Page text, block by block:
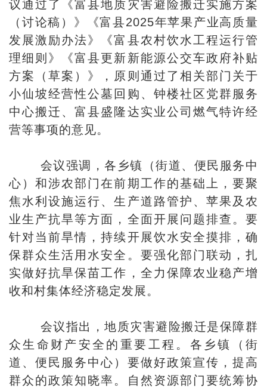
议通过了《富县地质灾害避险搬迁实施方案
（讨论稿）》《富县2025年苹果产业高质量
发展激励办法》《富县农村饮水工程运行管
理细则》《富县更新新能源公交车政府补贴
方案（草案）》，原则通过了相关部门关于
小仙坡经营性公墓回购、钟楼社区党群服务
中心搬迁、富县盛隆达实业公司燃气特许经
营等事项的意见。
会议强调，各乡镇（街道、便民服务中
心）和涉农部门在前期工作的基础上，要聚
焦水利设施运行、生产道路管护、苹果及农
业生产抗旱等方面，全面开展问题排查。要
针对当前旱情，持续开展饮水安全摸排，确
保群众生活用水安全。要强化部门联动，扎
实做好抗旱保苗工作，全力保障农业稳产增
收和村集体经济稳定发展。
会议指出，地质灾害避险搬迁是保障群
众生命财产安全的重要工程。各乡镇（街
道、便民服务中心）要做好政策宣传，提高
群众的政策知晓率。自然资源部门要统筹协